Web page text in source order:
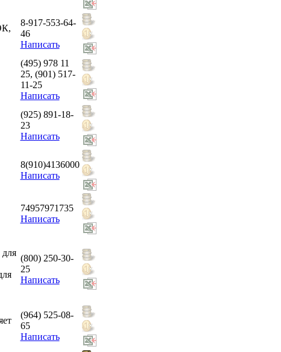
8-917-553-64-
46
Написать
(495) 978 11
25, (901) 517-
11-25
Написать
(925) 891-18-
23
Написать
8(910)4136000
Написать
74957971735
Написать
(800) 250-30-
25
Написать
(964) 525-08-
65
Написать